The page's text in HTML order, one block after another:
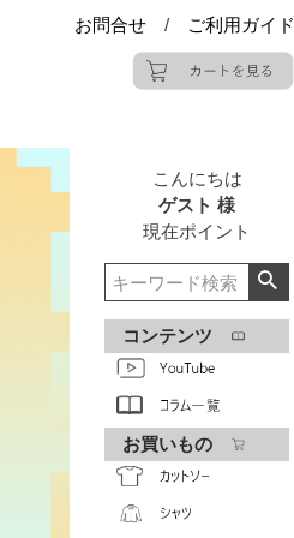
お問合せ / ご利用ガイド
こんにちは
ゲスト 様
現在ポイント
コンテンツ
お買いもの